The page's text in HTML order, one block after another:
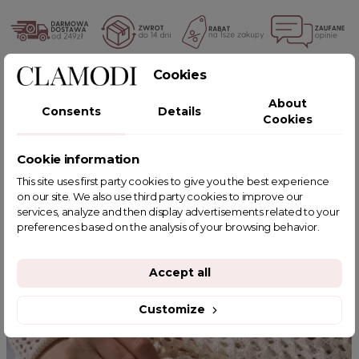
POWIĄZANE TAGI
YOU MIGHT ALSO LIKE
Cookies
Consents Details
About
Cookies
Cookie information
This site uses first party cookies to give you the best experience
on our site. We also use third party cookies to improve our
services, analyze and then display advertisements related to your
preferences based on the analysis of your browsing behavior.
Customize
Accept all